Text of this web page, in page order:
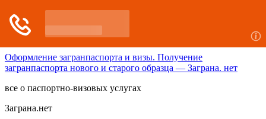
Оформление загранпаспорта и визы. Получение
загранпаспорта нового и старого образца — Заграна. нет
все о паспортно-визовых услугах
Заграна.нет